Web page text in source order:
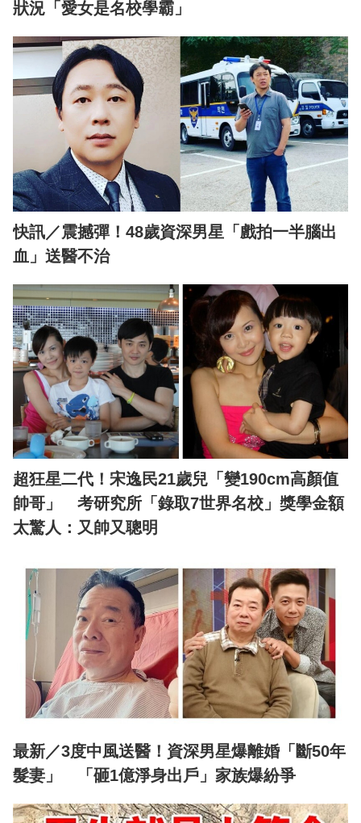
狀況「愛女是名校學霸」
快訊／震撼彈！48歲資深男星「戲拍一半腦出
血」送醫不治
超狂星二代！宋逸民21歲兒「變190cm高顏值
帥哥」 考研究所「錄取7世界名校」獎學金額
太驚人：又帥又聰明
最新／3度中風送醫！資深男星爆離婚「斷50年
髮妻」 「砸1億淨身出戶」家族爆紛爭